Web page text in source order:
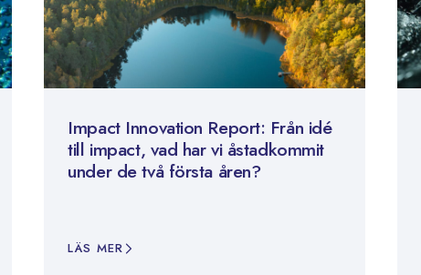
Impact Innovation Report: Från idé
till impact, vad har vi åstadkommit
under de två första åren?
LÄS MER